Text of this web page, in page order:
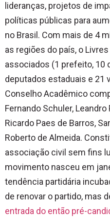
lideranças, projetos de
políticas públicas para
no Brasil. Com mais de 4
as regiões do país, o
associados (1 prefeito, 10
deputados estaduais e 21
Conselho Acadêmico
Fernando Schuler, Leandro
Ricardo Paes de Barros,
Roberto de Almeida.
associação civil sem fins
movimento nasceu em
tendência partidária
de renovar o partido, mas
entrada do então pré-